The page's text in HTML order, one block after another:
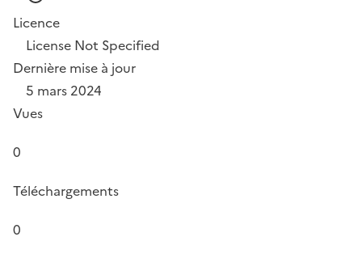
Licence
License Not Specified
Dernière mise à jour
5 mars 2024
Vues
0
Téléchargements
0